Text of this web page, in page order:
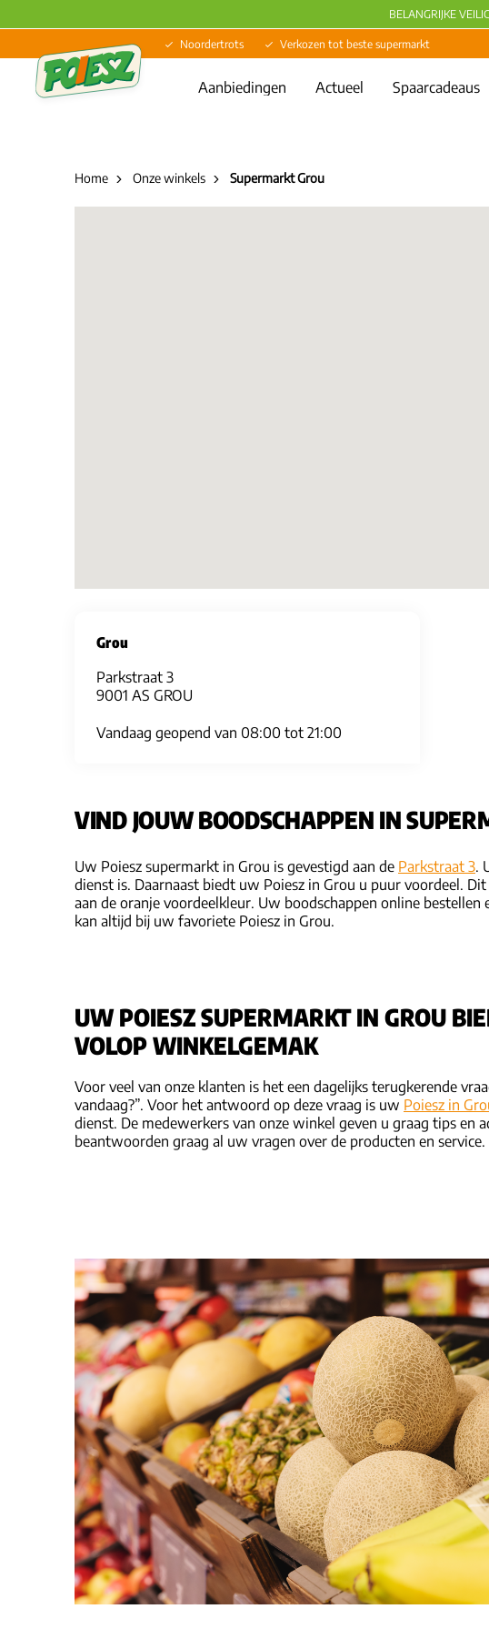
BELANGRIJKE
Noordertrots Verkozen tot beste supermarkt
Aanbiedingen Actueel Spaarcadeaus
Home Onze winkels Supermarkt Grou
Grou
Parkstraat 3
9001 AS GROU
Vandaag geopend van 08:00 tot 21:00
VIND JOUW BOODSCHAPPEN IN
Uw Poiesz supermarkt in Grou is gevestigd aan de Parkstraat 3.
dienst is. Daarnaast biedt uw Poiesz in Grou u puur voordeel.
aan de oranje voordeelkleur. Uw boodschappen online
kan altijd bij uw favoriete Poiesz in Grou.
UW POIESZ SUPERMARKT IN GROU
VOLOP WINKELGEMAK
Voor veel van onze klanten is het een dagelijks terugkerende
vandaag?”. Voor het antwoord op deze vraag is uw Poiesz in
dienst. De medewerkers van onze winkel geven u graag tips en
beantwoorden graag al uw vragen over de producten en service.